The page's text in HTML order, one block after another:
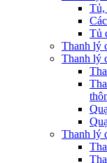
Tủ,
Tủ
Thanh lý
Thanh lý
Thanh lý